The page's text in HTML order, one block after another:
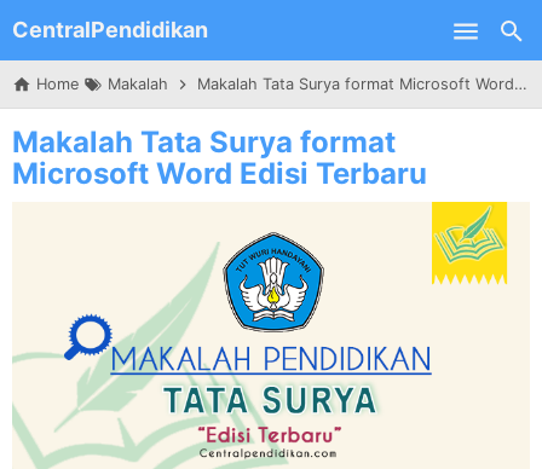
Skip to main content
CentralPendidikan
Home Makalah Makalah Tata Surya format Microsoft Word Edisi Terbaru
Makalah Tata Surya format
Microsoft Word Edisi Terbaru